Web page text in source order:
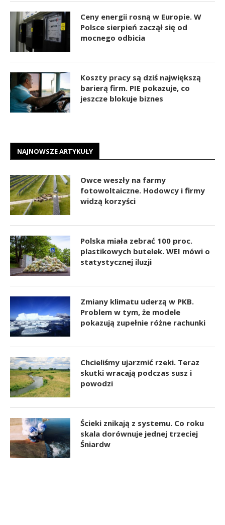
Ceny energii rosną w Europie. W
Polsce sierpień zaczął się od
mocnego odbicia
Koszty pracy są dziś największą
barierą firm. PIE pokazuje, co
jeszcze blokuje biznes
NAJNOWSZE ARTYKUŁY
Owce weszły na farmy
fotowoltaiczne. Hodowcy i firmy
widzą korzyści
Polska miała zebrać 100 proc.
plastikowych butelek. WEI mówi o
statystycznej iluzji
Zmiany klimatu uderzą w PKB.
Problem w tym, że modele
pokazują zupełnie różne rachunki
Chcieliśmy ujarzmić rzeki. Teraz
skutki wracają podczas susz i
powodzi
Ścieki znikają z systemu. Co roku
skala dorównuje jednej trzeciej
Śniardw